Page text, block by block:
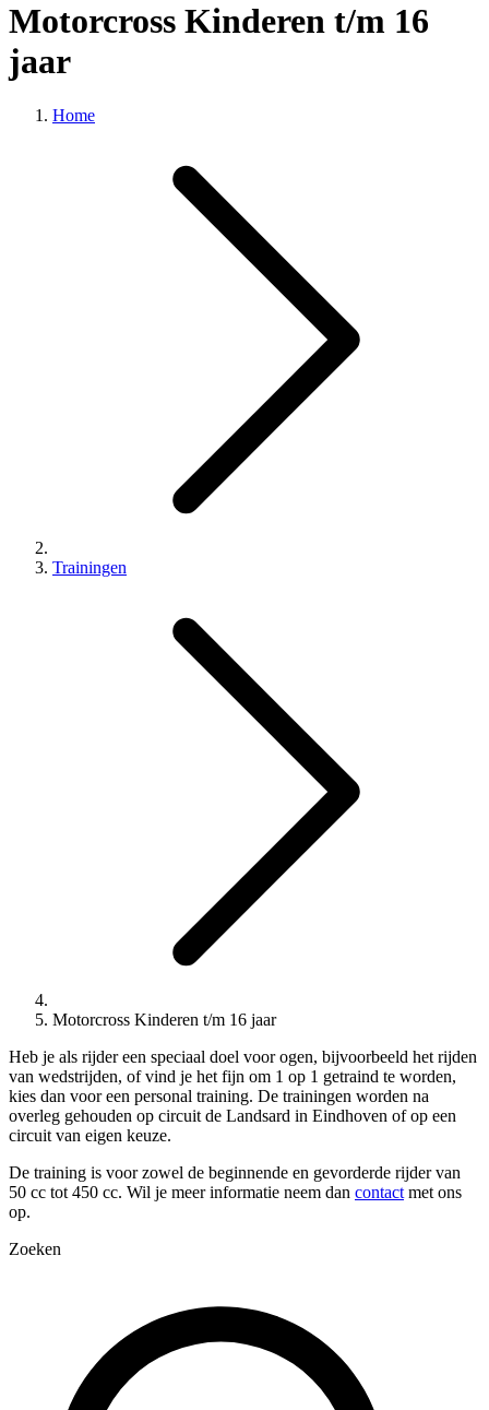
Motorcross Kinderen t/m 16
jaar
Home
Trainingen
Motorcross Kinderen t/m 16 jaar
Heb je als rijder een speciaal doel voor ogen, bijvoorbeeld het rijden
van wedstrijden, of vind je het fijn om 1 op 1 getraind te worden,
kies dan voor een personal training. De trainingen worden na
overleg gehouden op circuit de Landsard in Eindhoven of op een
circuit van eigen keuze.
De training is voor zowel de beginnende en gevorderde rijder van
50 cc tot 450 cc. Wil je meer informatie neem dan contact met ons
op.
Zoeken